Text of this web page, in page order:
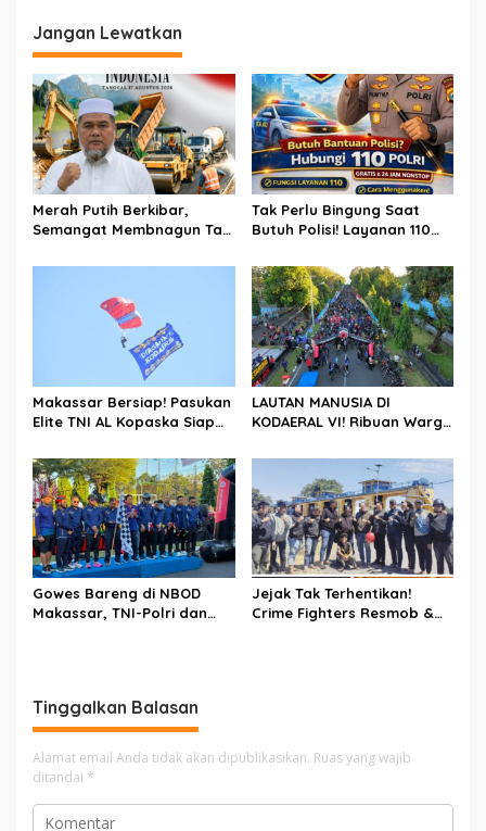
a
s
i
p
o
s
Jangan Lewatkan
Merah Putih Berkibar,
Semangat Membnagun Tak
Muthalib: 81 Tahun
Saatnya Terus Berkarya
Untuk Negeri
Tak Perlu Bingung Saat
Butuh Polisi! Layanan 110
Gratis Untuk Masyarakat
Makassar Bersiap! Pasukan
Elite TNI AL Kopaska Siap
Langit Kota
LAUTAN MANUSIA DI
KODAERAL VI! Ribuan Warga
2026, KRI Golok hingga
Atraksi Kopaska Jadi
Magnet
Gowes Bareng di NBOD
Makassar, TNI-Polri dan
Jejak Tak Terhentikan!
Crime Fighters Resmob &
Kerja Senyap Polisi
Berbuah Pengungkapan
Tinggalkan Balasan
Alamat email Anda tidak akan dipublikasikan. Ruas yang wajib
ditandai *